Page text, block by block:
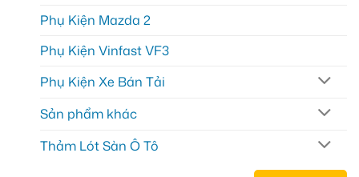
Phụ Kiện Mazda 2
Phụ Kiện Vinfast VF3
Phụ Kiện Xe Bán Tải
Sản phẩm khác
Thảm Lót Sàn Ô Tô